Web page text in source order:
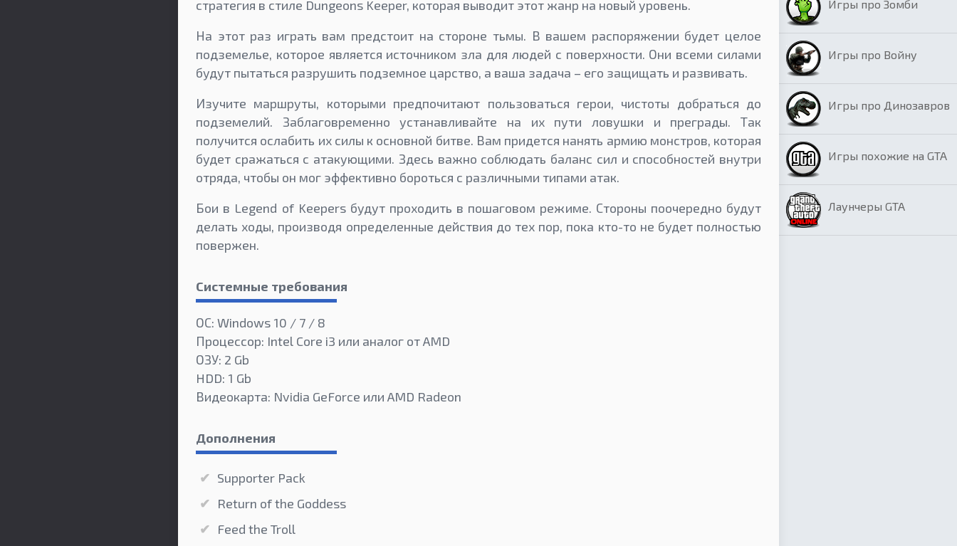
стратегия в стиле Dungeons Keeper, которая выводит этот жанр на новый уровень.
На этот раз играть вам предстоит на стороне тьмы. В вашем распоряжении будет целое
подземелье, которое является источником зла для людей с поверхности. Они всеми силами
будут пытаться разрушить подземное царство, а ваша задача – его защищать и развивать.
Изучите маршруты, которыми предпочитают пользоваться герои, чистоты добраться до
подземелий. Заблаговременно устанавливайте на их пути ловушки и преграды. Так
получится ослабить их силы к основной битве. Вам придется нанять армию монстров, которая
будет сражаться с атакующими. Здесь важно соблюдать баланс сил и способностей внутри
отряда, чтобы он мог эффективно бороться с различными типами атак.
Бои в Legend of Keepers будут проходить в пошаговом режиме. Стороны поочередно будут
делать ходы, производя определенные действия до тех пор, пока кто-то не будет полностью
повержен.
Системные требования
ОС: Windows 10 / 7 / 8
Процессор: Intel Core i3 или аналог от AMD
ОЗУ: 2 Gb
HDD: 1 Gb
Видеокарта: Nvidia GeForce или AMD Radeon
Дополнения
Supporter Pack
Return of the Goddess
Feed the Troll
Игры про Зомби
Игры про Войну
Игры про Динозавров
Игры похожие на GTA
Лаунчеры GTA